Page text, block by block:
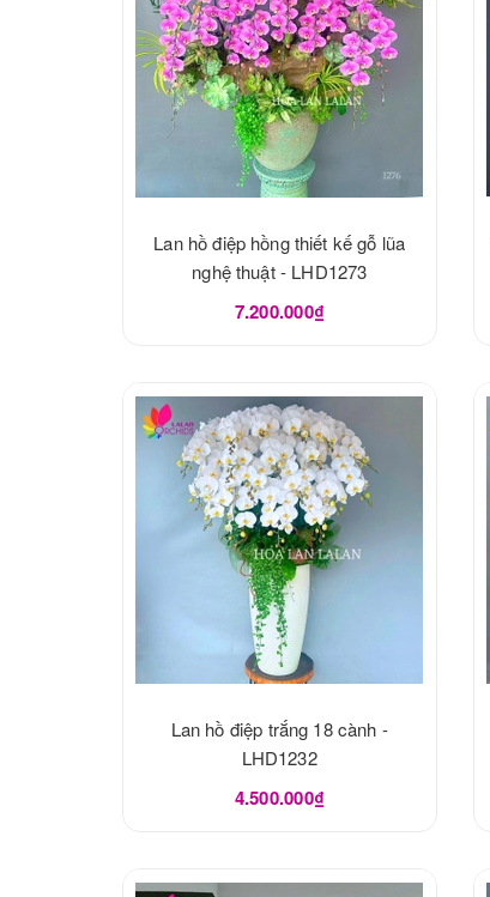
Lan hồ điệp hồng thiết kế gỗ lũa
nghệ thuật - LHD1273
7.200.000₫
Lan hồ điệp trắng 18 cành -
LHD1232
4.500.000₫